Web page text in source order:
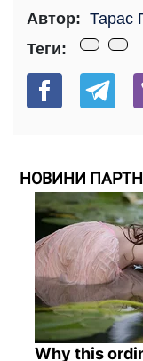
Автор: Тарас
Теги:
НОВИНИ
Why this